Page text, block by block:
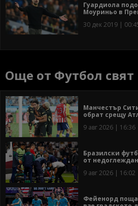
Гуардиола
Моуриньо в
30 дек 2019 |
Още от Футбол свят
Манчестър
обрат срещу
9 авг 2026 | 16:36
Бразилски
от
9 авг 2026 | 16:02
Фейенорд